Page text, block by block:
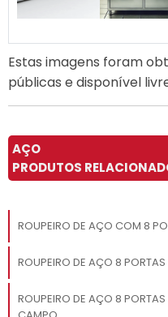
Estas imagens foram
públicas e disponível
AÇO
PRODUTOS
ROUPEIRO DE AÇO COM 8
ROUPEIRO DE AÇO 8
ROUPEIRO DE AÇO 8